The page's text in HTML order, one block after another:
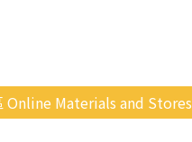
Online Materials and Stores